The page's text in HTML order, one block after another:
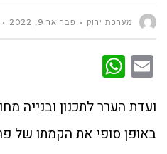
מערכת ירוק פברואר 9, 2022
Email
ועדת הערר לתכנון ובנייה
באופן סופי את הקמתו של